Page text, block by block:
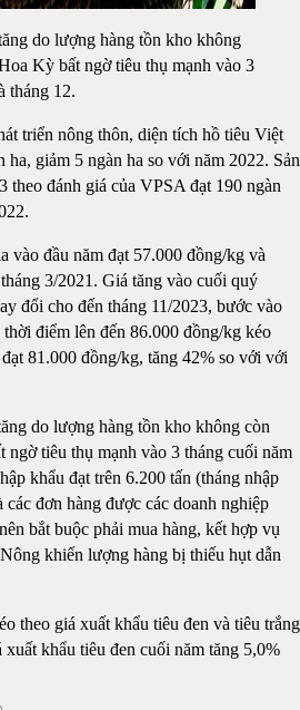
do lượng hàng tồn kho không
Kỳ bất ngờ tiêu thụ mạnh vào 3
tháng 12.
triển nông thôn, diện tích hồ tiêu Việt
ha, giảm 5 ngàn ha so với năm 2022. Sản
theo đánh giá của VPSA đạt 190 ngàn
vào đầu năm đạt 57.000 đồng/kg và
3/2021. Giá tăng vào cuối quý
đổi cho đến tháng 11/2023, bước vào
điểm lên đến 86.000 đồng/kg kéo
81.000 đồng/kg, tăng 42% so với với
do lượng hàng tồn kho không còn
tiêu thụ mạnh vào 3 tháng cuối năm
khẩu đạt trên 6.200 tấn (tháng nhập
các đơn hàng được các doanh nghiệp
bắt buộc phải mua hàng, kết hợp vụ
khiến lượng hàng bị thiếu hụt dẫn
theo giá xuất khẩu tiêu đen và tiêu trắng
khẩu tiêu đen cuối năm tăng 5,0%